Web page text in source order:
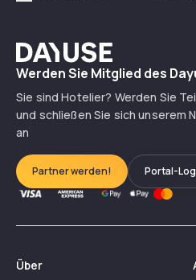
Dayuse
Werden Sie Mitglied des
Sie sind Hotelier? Werden Sie
und schließen Sie sich unserem
an
Partner werden! Portal-
Über